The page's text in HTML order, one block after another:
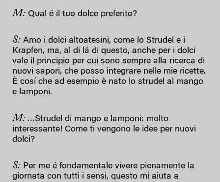
M: Qual é il tuo dolce preferito?
S: Amo i dolci altoatesini, come lo Strudel e i
Krapfen, ma, al di lá di questo, anche per i dolci
vale il principio per cui sono sempre alla ricerca di
nuovi sapori, che posso integrare nelle mie ricette.
È cosí che ad esempio è nato lo strudel al mango
e lamponi.
M: …Strudel di mango e lamponi: molto
interessante! Come ti vengono le idee per nuovi
dolci?
S: Per me é fondamentale vivere pienamente la
giornata con tutti i sensi, questo mi aiuta a